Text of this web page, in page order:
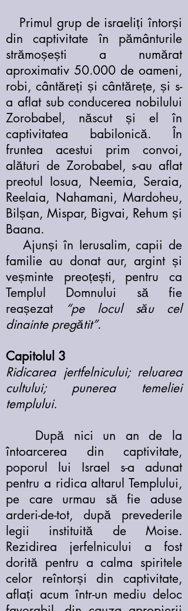
Primul grup de israeliți întorși
din captivitate în pământurile
strămoșești a numărat
aproximativ 50.000 de oameni,
robi, cântăreți și cântărețe, și s-
a aflat sub conducerea nobilului
Zorobabel, născut și el în
captivitatea babilonică. În
fruntea acestui prim convoi,
alături de Zorobabel, s-au aflat
preotul Iosua, Neemia, Seraia,
Reelaia, Nahamani, Mardoheu,
Bilșan, Mispar, Bigvai, Rehum și
Baana.
Ajunși în Ierusalim, capii de
familie au donat aur, argint și
veșminte preoțești, pentru ca
Templul Domnului să fie
reașezat
“pe locul său cel
dinainte pregătit”.
Capitolul 3
Ridicarea jertfelnicului; reluarea
cultului; punerea temeliei
templului.
După nici un an de la
întoarcerea din captivitate,
poporul lui Israel s-a adunat
pentru a ridica altarul Templului,
pe care urmau să fie aduse
arderi-de-tot, după prevederile
legii instituită de Moise.
Rezidirea jerfelnicului a fost
dorită pentru a calma spiritele
celor reîntorși din captivitate,
aflați acum într-un mediu deloc